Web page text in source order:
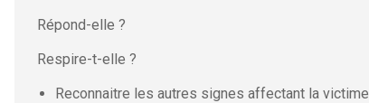
Répond-elle ?
Respire-t-elle ?
Reconnaitre les autres signes affectant la victime